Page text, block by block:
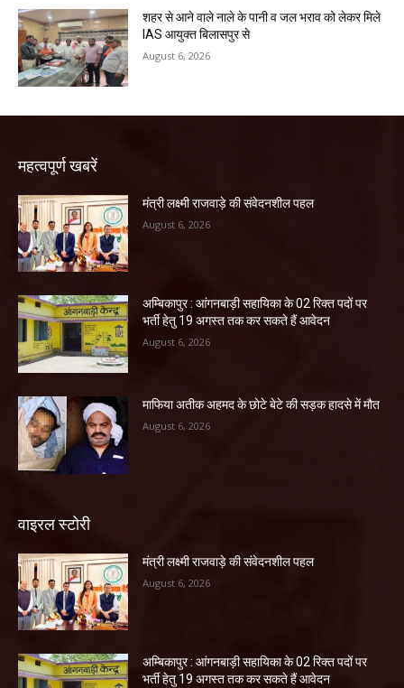
शहर से आने वाले नाले के पानी व जल भराव को लेकर मिले
IAS आयुक्त बिलासपुर से
August 6, 2026
महत्वपूर्ण खबरें
मंत्री लक्ष्मी राजवाड़े की संवेदनशील पहल
August 6, 2026
अम्बिकापुर : आंगनबाड़ी सहायिका के 02 रिक्त पदों पर
भर्ती हेतु 19 अगस्त तक कर सकते हैं आवेदन
August 6, 2026
माफिया अतीक अहमद के छोटे बेटे की सड़क हादसे में मौत
August 6, 2026
वाइरल स्टोरी
मंत्री लक्ष्मी राजवाड़े की संवेदनशील पहल
August 6, 2026
अम्बिकापुर : आंगनबाड़ी सहायिका के 02 रिक्त पदों पर
भर्ती हेतु 19 अगस्त तक कर सकते हैं आवेदन